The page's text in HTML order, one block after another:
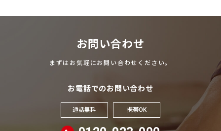
お問い合わせ
まずはお気軽にお問い合わせください。
お電話でのお問い合わせ
通話無料 携帯OK